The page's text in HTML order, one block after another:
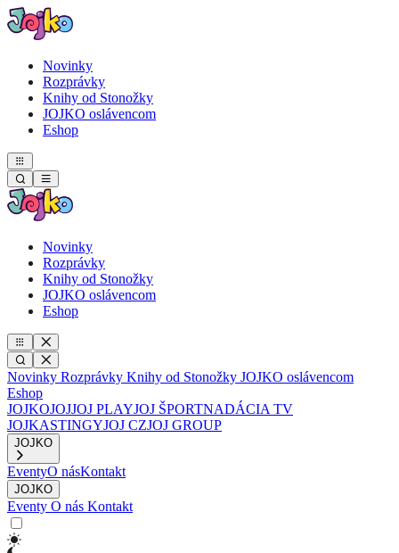
Novinky
Rozprávky
Knihy od Stonožky
JOJKO oslávencom
Eshop
Novinky
Rozprávky
Knihy od Stonožky
JOJKO oslávencom
Eshop
Novinky Rozprávky Knihy od Stonožky JOJKO oslávencom
Eshop
JOJKOJOJJOJ PLAYJOJ ŠPORTNADÁCIA TV
JOJKASTINGYJOJ CZJOJ GROUP
JOJKO
EventyO násKontakt
JOJKO
Eventy O nás Kontakt